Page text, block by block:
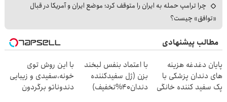
چرا ترامپ حمله به ایران را متوقف کرد؛ موضع ایران و آمریکا در قبال
«توافق» چیست؟
مطالب پیشنهادی
پایان دغدغه هزینه
های دندان پزشکی با
پک سفید کننده خانگی
با اعتماد بنفس لبخند
بزن (ژل سفیدکننده
دندان40%تخفیف)
با این روش توی
خونه،سفیدی و زیبایی
دندوناتو برگردون